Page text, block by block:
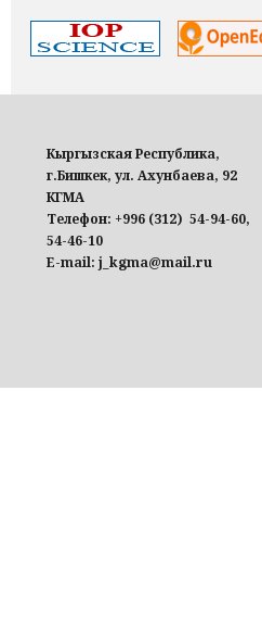
Кыргызская Республика,
г.Бишкек, ул. Ахунбаева, 92
КГМА
Телефон: +996 (312) 54-94-60,
54-46-10
E-mail: j_kgma@mail.ru